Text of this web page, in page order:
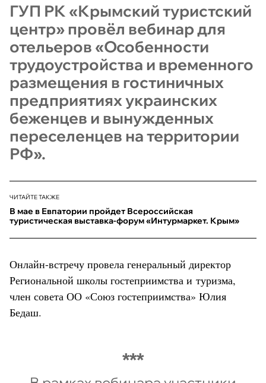
ГУП РК «Крымский туристский
центр» провёл вебинар для
отельеров «Особенности
трудоустройства и временного
размещения в гостиничных
предприятиях украинских
беженцев и вынужденных
переселенцев на территории
РФ».
ЧИТАЙТЕ ТАКЖЕ
В мае в Евпатории пройдет Всероссийская
туристическая выставка-форум «Интурмаркет. Крым»
Онлайн-встречу провела генеральный директор
Региональной школы гостеприимства и туризма,
член совета ОО «Союз гостеприимства» Юлия
Бедаш.